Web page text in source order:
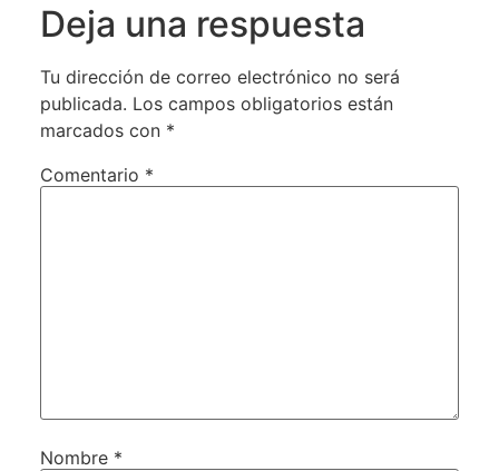
Deja una respuesta
Tu dirección de correo electrónico no será
publicada. Los campos obligatorios están
marcados con *
Comentario *
Nombre *